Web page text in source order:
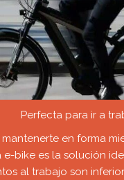
Perfecta para ir a
mantenerte en forma
e-bike es la solución
al trabajo son